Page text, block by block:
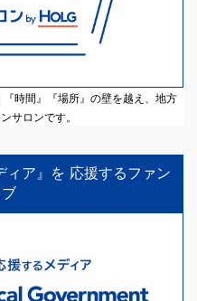
時間』『場所』の壁を越え、地方
サロンです。
ィア』を 応援するファン